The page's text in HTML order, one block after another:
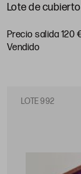
Lote de
Precio salida 120
vendido
LOTE 992